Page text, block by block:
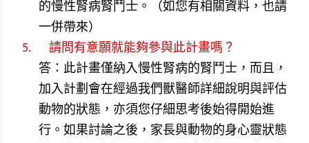
的慢性腎病腎鬥士。（如您有相關資料，也請
一併帶來）
5.
請問有意願就能夠參與此計畫嗎？
答：此計畫僅納入慢性腎病的腎鬥士，而且，
加入計劃會在經過我們獸醫師詳細說明與評估
動物的狀態，亦須您仔細思考後始得開始進
行。如果討論之後，家長與動物的身心靈狀態